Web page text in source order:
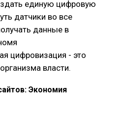
единую цифровую
датчики во все
данные в
цифровизация - это
власти.
Экономия